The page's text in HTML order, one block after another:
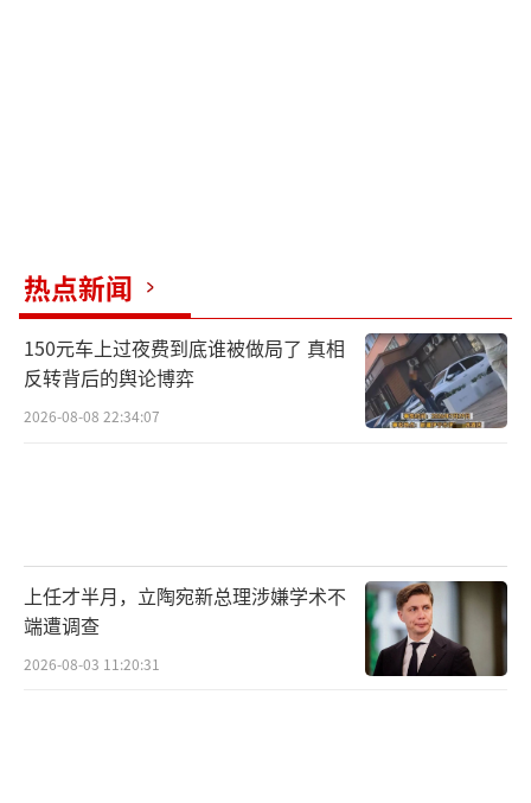
热点新闻
150元车上过夜费到底谁被做局了 真相
反转背后的舆论博弈
2026-08-08 22:34:07
上任才半月，立陶宛新总理涉嫌学术不
端遭调查
2026-08-03 11:20:31